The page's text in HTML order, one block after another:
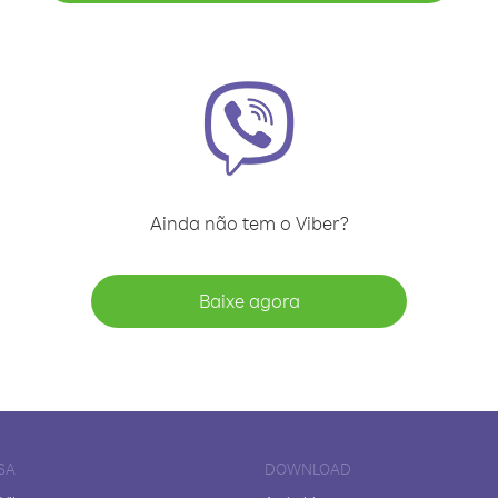
Ainda não tem o Viber?
Baixe agora
DOWNLOAD